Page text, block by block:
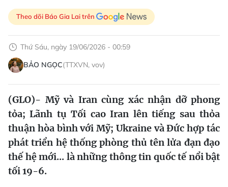
Theo dõi Báo Gia Lai trên
Thứ Sáu, ngày 19/06/2026 - 00:59
BẢO NGỌC(TTXVN, vov)
(GLO)- Mỹ và Iran cùng xác nhận dỡ phong
tỏa; Lãnh tụ Tối cao Iran lên tiếng sau thỏa
thuận hòa bình với Mỹ; Ukraine và Đức hợp tác
phát triển hệ thống phòng thủ tên lửa đạn đạo
thế hệ mới... là những thông tin quốc tế nổi bật
tối 19-6.